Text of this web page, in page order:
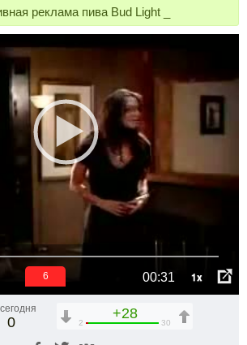
реклама пива Bud Light _
00:31 1x
6
0
+28
2 30